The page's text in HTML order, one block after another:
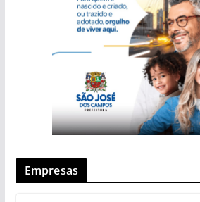
Empresas